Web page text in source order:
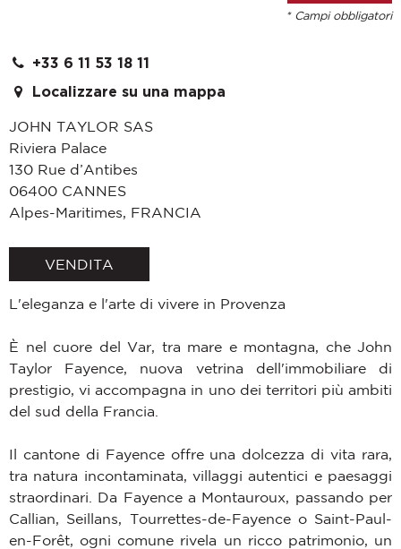
* Campi obbligatori
+33 6 11 53 18 11
Localizzare su una mappa
JOHN TAYLOR SAS
Riviera Palace
130 Rue d’Antibes
06400 CANNES
Alpes-Maritimes, FRANCIA
VENDITA
L'eleganza e l'arte di vivere in Provenza
È nel cuore del Var, tra mare e montagna, che John
Taylor Fayence, nuova vetrina dell'immobiliare di
prestigio, vi accompagna in uno dei territori più ambiti
del sud della Francia.
Il cantone di Fayence offre una dolcezza di vita rara,
tra natura incontaminata, villaggi autentici e paesaggi
straordinari. Da Fayence a Montauroux, passando per
Callian, Seillans, Tourrettes-de-Fayence o Saint-Paul-
en-Forêt, ogni comune rivela un ricco patrimonio, un